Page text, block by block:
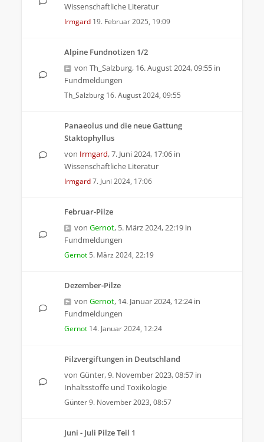
Wissenschaftliche Literatur
Irmgard 19. Februar 2025, 19:09
Alpine Fundnotizen 1/2
von Th_Salzburg, 16. August 2024, 09:55 in
Fundmeldungen
Th_Salzburg 16. August 2024, 09:55
Panaeolus und die neue Gattung
Staktophyllus
von Irmgard,7. Juni 2024, 17:06 in
Wissenschaftliche Literatur
Irmgard7. Juni 2024, 17:06
Februar-Pilze
von Gernot, 5. März 2024, 22:19 in
Fundmeldungen
Gernot 5. März 2024, 22:19
Dezember-Pilze
von Gernot, 14. Januar 2024, 12:24in
Fundmeldungen
Gernot 14. Januar 2024, 12:24
Pilzvergiftungen in Deutschland
von Günter,9. November 2023, 08:57 in
Inhaltsstoffe und Toxikologie
Günter9. November 2023, 08:57
Juni - Juli Pilze Teil 1